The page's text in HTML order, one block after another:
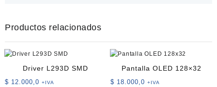
Productos relacionados
Driver L293D SMD
$ 12.000,0 +IVA
Pantalla OLED 128×32
$ 18.000,0 +IVA